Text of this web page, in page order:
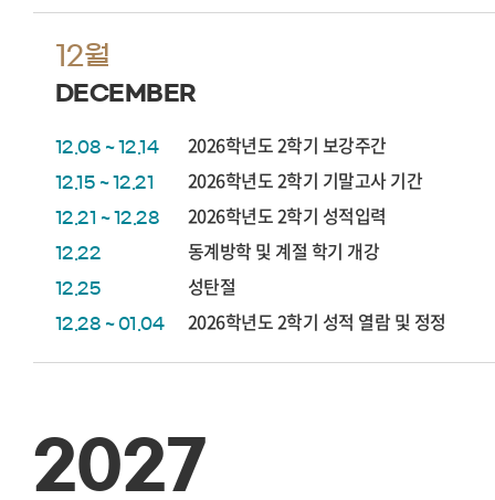
12월
DECEMBER
12.08 ~ 12.14 2026학년도 2학기 보강주간
12.15 ~ 12.21 2026학년도 2학기 기말고사 기간
12.21 ~ 12.28 2026학년도 2학기 성적입력
12.22 동계방학 및 계절 학기 개강
12.25 성탄절
12.28 ~ 01.04 2026학년도 2학기 성적 열람 및 정정
2027